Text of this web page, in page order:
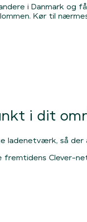
i Danmark
Kør til
i dit
ladenetværk, så
fremtidens Clever-